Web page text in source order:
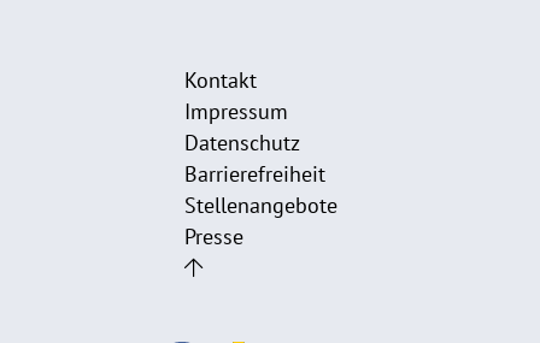
Kontakt
Impressum
Datenschutz
Barrierefreiheit
Stellenangebote
Presse